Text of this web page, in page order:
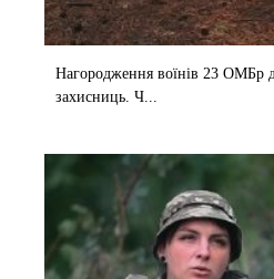
Нагородження воїнів 23 ОМБр
захисниць. Ч...